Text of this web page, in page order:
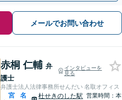
メールでお問い合わせ
赤桐 仁輔 弁
護士
インタビューを
見る
弁護士法人法律事務所せんだい 名取オフィス
宮
名
杜せきのした駅 営業時間：本